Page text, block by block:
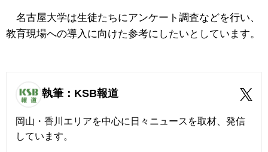
名古屋大学は生徒たちにアンケート調査などを行い、
教育現場への導入に向けた参考にしたいとしています。
執筆：KSB報道
岡山・香川エリアを中心に日々ニュースを取材、発信
しています。